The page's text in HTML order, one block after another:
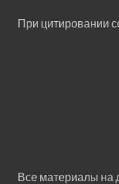
При цитировании
Все материалы на